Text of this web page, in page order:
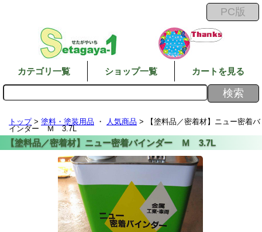
カテゴリ一覧 ショップ一覧 カートを見る
トップ> 塗料・塗装用品 ・ 人気商品 > 【塗料品／密着材】ニュー密着バ
インダー Ｍ 3.7L